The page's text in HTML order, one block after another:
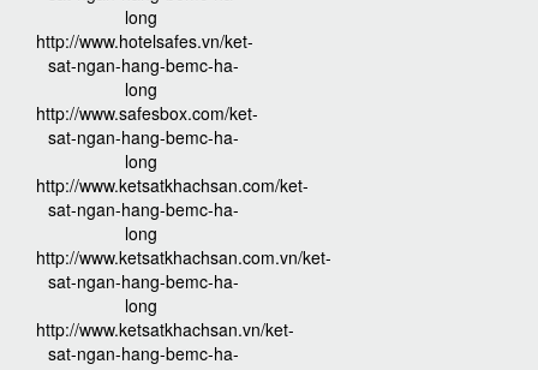
long
http://www.hotelsafes.vn/ket-
sat-ngan-hang-bemc-ha-
long
http://www.safesbox.com/ket-
sat-ngan-hang-bemc-ha-
long
http://www.ketsatkhachsan.com/ket-
sat-ngan-hang-bemc-ha-
long
http://www.ketsatkhachsan.com.vn/ket-
sat-ngan-hang-bemc-ha-
long
http://www.ketsatkhachsan.vn/ket-
sat-ngan-hang-bemc-ha-